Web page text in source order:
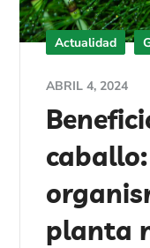
Actualidad
ABRIL 4, 2024
planta